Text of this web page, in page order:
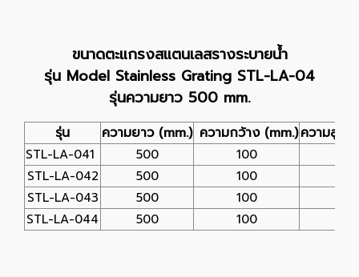
ขนาดตะแกรงสแตนเลสรางระบายน้ำ
รุ่น Model Stainless Grating STL-LA-04
รุ่นความยาว 500 mm.
รุ่น ความยาว (mm.) ความกว้าง (mm.)ความสูง
STL-LA-041 500 100
STL-LA-042
500 100
STL-LA-043
500 100
STL-LA-044
500 100